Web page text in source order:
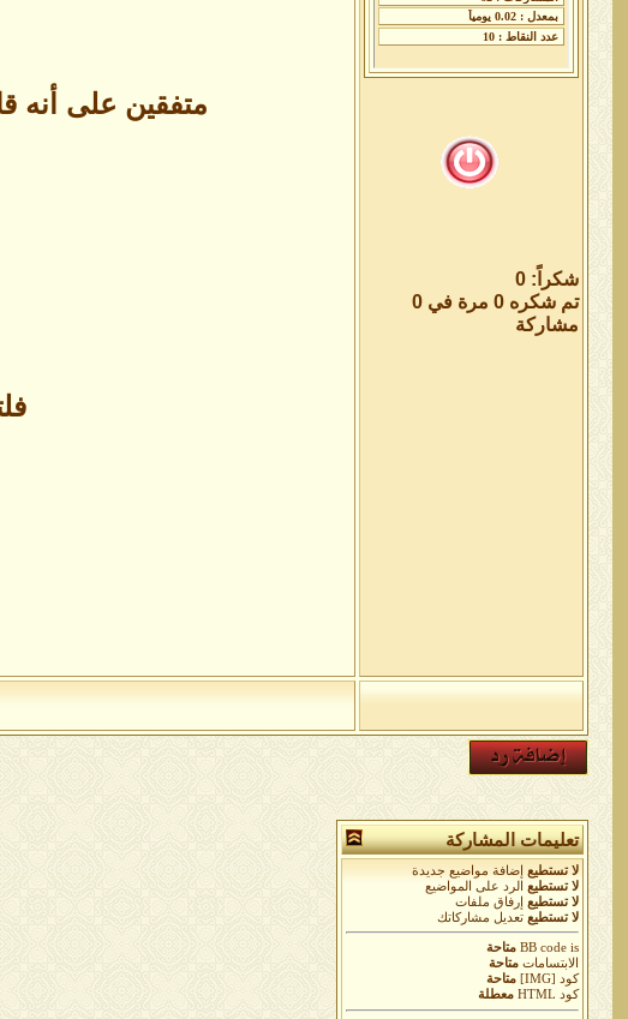
شكراً: 0
تم شكره 0 مرة في 0
مشاركة
متفقين على أنه
تعليمات المشاركة
لا تستطيع
إضافة مواضيع جديدة
لا تستطيع
الرد على المواضيع
لا تستطيع
إرفاق ملفات
لا تستطيع تعديل مشاركاتك
BB codeis
متاحة
الابتسامات متاحة
كود [IMG]
متاحة
كود HTML
معطلة